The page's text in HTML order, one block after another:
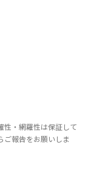
性・網羅性は保証して
ご報告をお願いしま